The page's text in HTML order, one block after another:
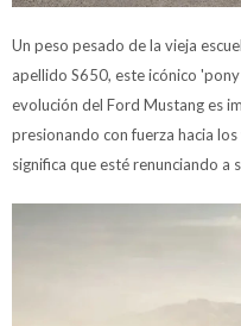
Un peso pesado de la vieja
apellido S650, este icónico
evolución del Ford Mustang es
presionando con fuerza hacia
significa que esté renunciando a